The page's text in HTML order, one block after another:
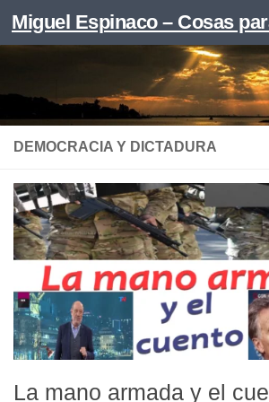
Skip to content
DEMOCRACIA Y DICTADURA
La mano armada y el